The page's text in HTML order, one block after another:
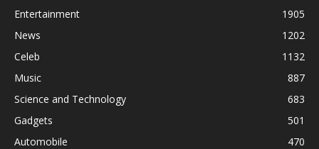
Entertainment
1905
News
1202
Celeb
1132
Music
887
Science and Technology
683
Gadgets
501
Automobile
470